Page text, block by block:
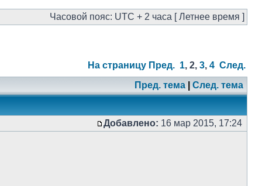
Часовой пояс: UTC + 2 часа [ Летнее время ]
На страницу Пред. 1, 2, 3, 4 След.
Пред. тема След. тема
Добавлено: 16 мар 2015, 17:24